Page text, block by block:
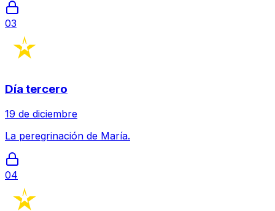
03
Día tercero
19 de diciembre
La peregrinación de María.
04